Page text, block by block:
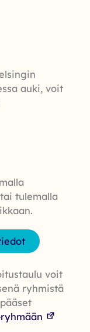
auki, voit
tulemalla
voit
ryhmistä